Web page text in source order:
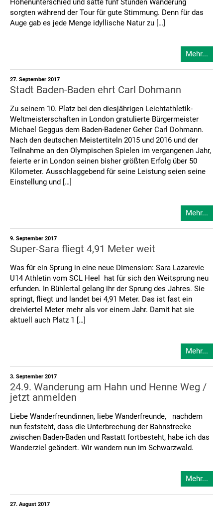
Höhenunterschied und satte fünf Stunden Wanderung
sorgten während der Tour für gute Stimmung. Denn für das
Auge gab es jede Menge idyllische Natur zu […]
Mehr...
27. September 2017
Stadt Baden-Baden ehrt Carl Dohmann
Zu seinem 10. Platz bei den diesjährigen Leichtathletik-
Weltmeisterschaften in London gratulierte Bürgermeister
Michael Geggus dem Baden-Badener Geher Carl Dohmann.
Nach den deutschen Meistertiteln 2015 und 2016 und der
Teilnahme an den Olympischen Spielen im vergangenen Jahr,
feierte er in London seinen bisher größten Erfolg über 50
Kilometer. Ausschlaggebend für seine Leistung seien seine
Einstellung und […]
Mehr...
9. September 2017
Super-Sara fliegt 4,91 Meter weit
Was für ein Sprung in eine neue Dimension: Sara Lazarevic
U14 Athletin vom SCL Heel hat für sich den Weitsprung neu
erfunden. In Bühlertal gelang ihr der Sprung des Jahres. Sie
springt, fliegt und landet bei 4,91 Meter. Das ist fast ein
dreiviertel Meter mehr als vor einem Jahr. Damit hat sie
aktuell auch Platz 1 […]
Mehr...
3. September 2017
24.9. Wanderung am Hahn und Henne Weg /
jetzt anmelden
Liebe Wanderfreundinnen, liebe Wanderfreunde, nachdem
nun feststeht, dass die Unterbrechung der Bahnstrecke
zwischen Baden-Baden und Rastatt fortbesteht, habe ich das
Wanderziel geändert. Wir wandern nun im Schwarzwald.
Mehr...
27. August 2017